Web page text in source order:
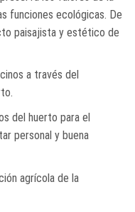
funciones ecológicas. De
paisajista y estético de
a través del
del huerto para el
personal y buena
agrícola de la